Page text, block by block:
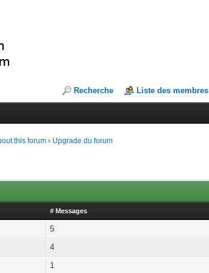
Recherche Liste des membres
this forum › Upgrade du forum
# Messages
5
4
1